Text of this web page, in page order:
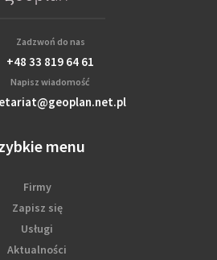
Zadzwoń do nas
+48 33 819 64 61
Napisz wiadomość
menu
Firmy
Zapisz się
Usługi
Aktualności